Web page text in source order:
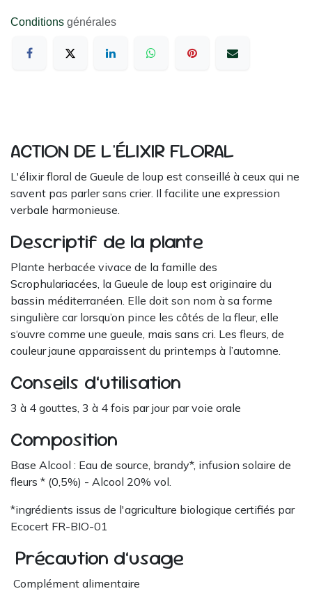
Conditions générales
ACTION DE L'ÉLIXIR FLORAL
L'élixir floral de Gueule de loup est conseillé à ceux qui ne
savent pas parler sans crier. Il facilite une expression
verbale harmonieuse.
Descriptif de la plante
Plante herbacée vivace de la famille des
Scrophulariacées, la Gueule de loup est originaire du
bassin méditerranéen. Elle doit son nom à sa forme
singulière car lorsqu’on pince les côtés de la fleur, elle
s‘ouvre comme une gueule, mais sans cri. Les fleurs, de
couleur jaune apparaissent du printemps à l’automne.
Conseils d’utilisation
3 à 4 gouttes, 3 à 4 fois par jour par voie orale
Composition
Base Alcool : Eau de source, brandy*, infusion solaire de
fleurs * (0,5%) - Alcool 20% vol.
*ingrédients issus de l'agriculture biologique certifiés par
Ecocert FR-BIO-01
Précaution d’usage
Complément alimentaire